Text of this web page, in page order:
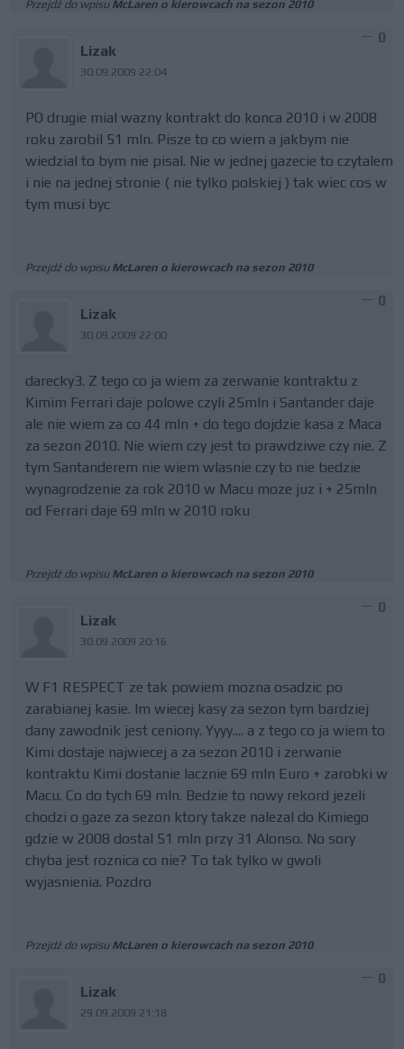
Przejdź do wpisu McLaren o kierowcach na sezon 2010
Lizak
30.09.2009 22:04
0
PO drugie mial wazny kontrakt do konca 2010 i w 2008
roku zarobil 51 mln. Pisze to co wiem a jakbym nie
wiedzial to bym nie pisal. Nie w jednej gazecie to czytalem
i nie na jednej stronie ( nie tylko polskiej ) tak wiec cos w
tym musi byc
Przejdź do wpisu McLaren o kierowcach na sezon 2010
Lizak
30.09.2009 22:00
0
darecky3. Z tego co ja wiem za zerwanie kontraktu z
Kimim Ferrari daje polowe czyli 25mln i Santander daje
ale nie wiem za co 44 mln + do tego dojdzie kasa z Maca
za sezon 2010. Nie wiem czy jest to prawdziwe czy nie. Z
tym Santanderem nie wiem wlasnie czy to nie bedzie
wynagrodzenie za rok 2010 w Macu moze juz i + 25mln
od Ferrari daje 69 mln w 2010 roku
Przejdź do wpisu McLaren o kierowcach na sezon 2010
Lizak
30.09.2009 20:16
0
W F1 RESPECT ze tak powiem mozna osadzic po
zarabianej kasie. Im wiecej kasy za sezon tym bardziej
dany zawodnik jest ceniony. Yyyy.... a z tego co ja wiem to
Kimi dostaje najwiecej a za sezon 2010 i zerwanie
kontraktu Kimi dostanie lacznie 69 mln Euro + zarobki w
Macu. Co do tych 69 mln. Bedzie to nowy rekord jezeli
chodzi o gaze za sezon ktory takze nalezal do Kimiego
gdzie w 2008 dostal 51 mln przy 31 Alonso. No sory
chyba jest roznica co nie? To tak tylko w gwoli
wyjasnienia. Pozdro
Przejdź do wpisu McLaren o kierowcach na sezon 2010
Lizak
29.09.2009 21:18
0